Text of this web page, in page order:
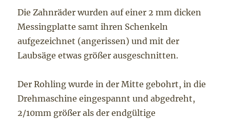
Die Zahnräder wurden auf einer 2 mm dicken
Messingplatte samt ihren Schenkeln
aufgezeichnet (angerissen) und mit der
Laubsäge etwas größer ausgeschnitten.
Der Rohling wurde in der Mitte gebohrt, in die
Drehmaschine eingespannt und abgedreht,
2/10mm größer als der endgültige